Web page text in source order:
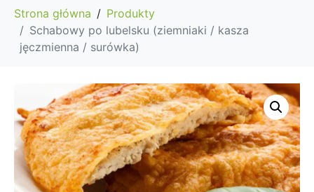
Strona główna
Produkty
Schabowy po lubelsku (ziemniaki / kasza
jęczmienna / surówka)